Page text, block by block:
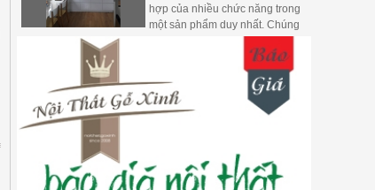
hợp của nhiều chức năng trong
một sản phẩm duy nhất. Chúng
trưng bày, ngăn kéo, và không
gian để giày dép, giúp bạn tiết
kiệm diện tích và tối ưu hóa
không gian lưu trữ.